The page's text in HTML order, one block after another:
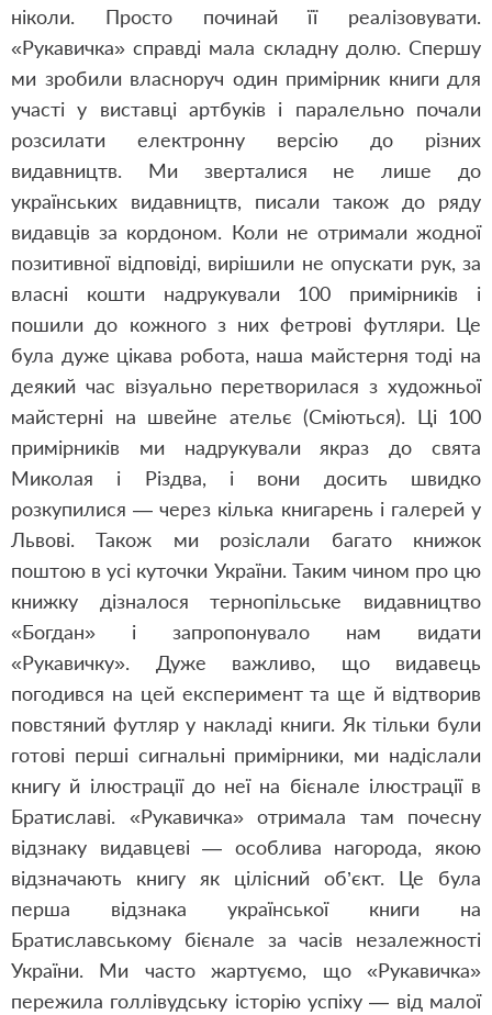
ніколи. Просто починай її реалізовувати.
«Рукавичка» справді мала складну долю. Спершу
ми зробили власноруч один примірник книги для
участі у виставці артбуків і паралельно почали
розсилати електронну версію до різних
видавництв. Ми зверталися не лише до
українських видавництв, писали також до ряду
видавців за кордоном. Коли не отримали жодної
позитивної відповіді, вирішили не опускати рук, за
власні кошти надрукували 100 примірників і
пошили до кожного з них фетрові футляри. Це
була дуже цікава робота, наша майстерня тоді на
деякий час візуально перетворилася з художньої
майстерні на швейне ательє (Сміються). Ці 100
примірників ми надрукували якраз до свята
Миколая і Різдва, і вони досить швидко
розкупилися — через кілька книгарень і галерей у
Львові. Також ми розіслали багато книжок
поштою в усі куточки України. Таким чином про цю
книжку дізналося тернопільське видавництво
«Богдан» і запропонувало нам видати
«Рукавичку». Дуже важливо, що видавець
погодився на цей експеримент та ще й відтворив
повстяний футляр у накладі книги. Як тільки були
готові перші сигнальні примірники, ми надіслали
книгу й ілюстрації до неї на бієнале ілюстрації в
Братиславі. «Рукавичка» отримала там почесну
відзнаку видавцеві — особлива нагорода, якою
відзначають книгу як цілісний об’єкт. Це була
перша відзнака української книги на
Братиславському бієнале за часів незалежності
України. Ми часто жартуємо, що «Рукавичка»
пережила голлівудську історію успіху — від малої